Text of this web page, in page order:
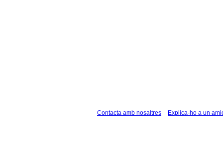
Contacta amb nosaltres Explica-ho a un